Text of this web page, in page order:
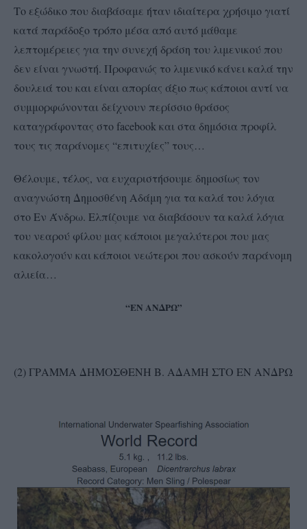
Το εξώδικο που διαβάσαμε ήταν ιδιαίτερα χρήσιμο γιατί
κατά παράδοξο τρόπο μέσα από αυτό μάθαμε
λεπτομέρειες για την συνεχή δράση του λιμενικού που
δεν είναι γνωστή. Προφανώς το λιμενικό κάνει καλά την
δουλειά του και είναι απορίας άξιο πως κάποιοι αντί να
συμμορφώνονται δείχνουν περίσσιο θράσος
καταγράφοντας στο facebook και στα δημόσια προφίλ
τους τις παράνομες “επιτυχίες” τους…
Θέλουμε, τέλος, να ευχαριστήσουμε δημοσίως τον
αναγνώστη Δημοσθένη Αδάμη για τα καλά του λόγια
στο Εν Άνδρω. Ελπίζουμε να διαβάσουν τα καλά λόγια
του νεαρού φίλου μας κάποιοι μεγαλύτεροι που μας
κακολογούν και κάποιοι νεώτεροι που ασκούν παράνομη
αλιεία…
“ΕΝ ΑΝΔΡΩ”
(2) ΓΡΑΜΜΑ ΔΗΜΟΣΘΕΝΗ Β. ΑΔΑΜΗ ΣΤΟ ΕΝ ΑΝΔΡΩ